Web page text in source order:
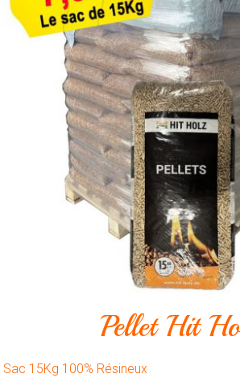
Cuisine
Déco
Animalerie
Pellet Hit
Sac 15Kg 100% Résineux